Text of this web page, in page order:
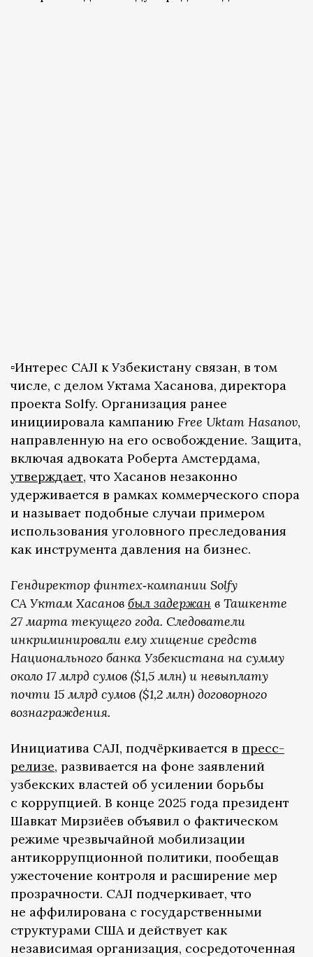
▫️Интерес CAJI к Узбекистану связан, в том
числе, с делом Уктама Хасанова, директора
проекта Solfy. Организация ранее
инициировала кампанию Free Uktam Hasanov,
направленную на его освобождение. Защита,
включая адвоката Роберта Амстердама,
утверждает, что Хасанов незаконно
удерживается в рамках коммерческого спора
и называет подобные случаи примером
использования уголовного преследования
как инструмента давления на бизнес.
Гендиректор финтех‑компании Solfy
CA Уктам Хасанов был задержан в Ташкенте
27 марта текущего года. Следователи
инкриминировали ему хищение средств
Национального банка Узбекистана на сумму
около 17 млрд сумов ($1,5 млн) и невыплату
почти 15 млрд сумов ($1,2 млн) договорного
вознаграждения.
Инициатива CAJI, подчёркивается в пресс-
релизе, развивается на фоне заявлений
узбекских властей об усилении борьбы
с коррупцией. В конце 2025 года президент
Шавкат Мирзиёев объявил о фактическом
режиме чрезвычайной мобилизации
антикоррупционной политики, пообещав
ужесточение контроля и расширение мер
прозрачности. CAJI подчеркивает, что
не аффилирована с государственными
структурами США и действует как
независимая организация, сосредоточенная